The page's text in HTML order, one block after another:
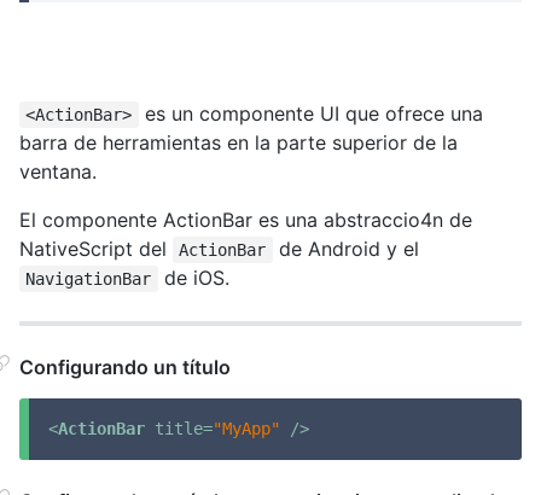
<ActionBar>
es un componente UI que ofrece una
barra de herramientas en la parte superior de la
ventana.
El componente ActionBar es una abstraccio4n de
NativeScript del
ActionBar de Android y el
NavigationBar de iOS.
Configurando un título
<ActionBar title="MyApp" />